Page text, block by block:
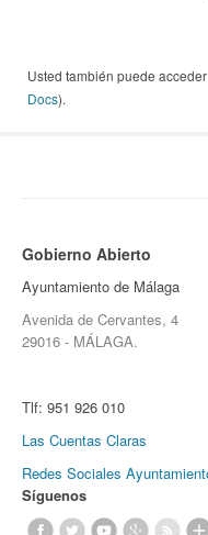
Usted también puede
Docs).
Gobierno Abierto
Ayuntamiento de Málaga
Avenida de Cervantes, 4
29016 - MÁLAGA.
Tlf: 951 926 010
Las Cuentas Claras
Redes Sociales
Síguenos